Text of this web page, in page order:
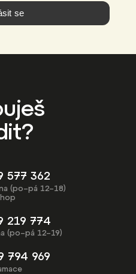
se
577 362
(po–pá 12–18)
219 774
(po–pá 12–19)
794 969